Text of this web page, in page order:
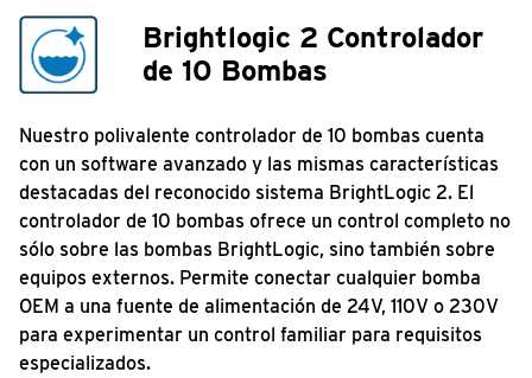
Brightlogic 2 Controlador
de 10 Bombas
Nuestro polivalente controlador de 10 bombas cuenta
con un software avanzado y las mismas características
destacadas del reconocido sistema BrightLogic 2. El
controlador de 10 bombas ofrece un control completo no
sólo sobre las bombas BrightLogic, sino también sobre
equipos externos. Permite conectar cualquier bomba
OEM a una fuente de alimentación de 24V, 110V o 230V
para experimentar un control familiar para requisitos
especializados.